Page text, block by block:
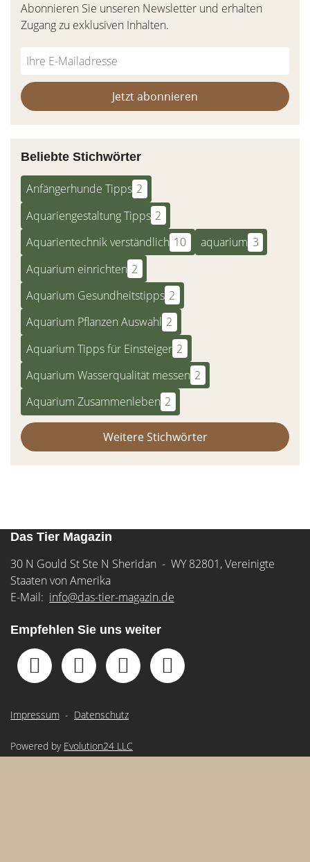
Abonnieren Sie unseren Newsletter und erhalten
Zugang zu exklusiven Inhalten.
Do
not
fill
this
field
*Ihre
E-
Mailadresse:
Jetzt abonnieren
Beliebte Stichwörter
Anfängerhunde Tipps 2
Aquariengestaltung Tipps 2
Aquarientechnik verständlich 10 aquarium 3
Aquarium einrichten 2
Aquarium Gesundheitstipps 2
Aquarium Pflanzen Auswahl 2
Aquarium Tipps für Einsteiger 2
Aquarium Wasserqualität messen 2
Aquarium Zusammenleben 2
Weitere Stichwörter
Das Tier Magazin
30 N Gould St Ste N Sheridan - WY 82801, Vereinigte
Staaten von Amerika
E-Mail: info@das-tier-magazin.de
Empfehlen Sie uns weiter
Impressum - Datenschutz
Powered by Evolution24 LLC